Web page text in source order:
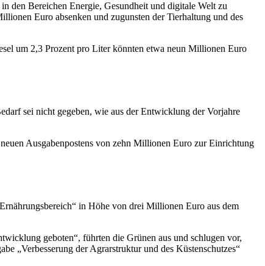
den Bereichen Energie, Gesundheit und digitale Welt zu
Euro absenken und zugunsten der Tierhaltung und des
um 2,3 Prozent pro Liter könnten etwa neun Millionen Euro
sei nicht gegeben, wie aus der Entwicklung der Vorjahre
Ausgabenpostens von zehn Millionen Euro zur Einrichtung
in Höhe von drei Millionen Euro aus dem
geboten“, führten die Grünen aus und schlugen vor,
„Verbesserung der Agrarstruktur und des Küstenschutzes“